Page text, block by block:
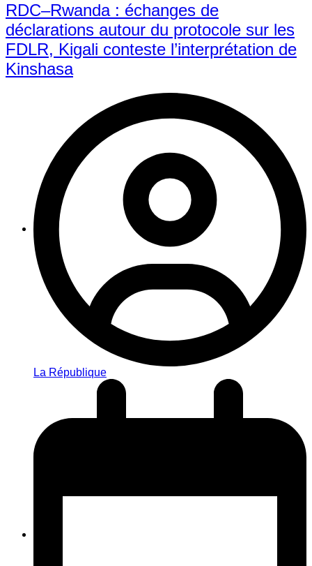
RDC–Rwanda : échanges de
déclarations autour du protocole sur les
FDLR, Kigali conteste l’interprétation de
Kinshasa
La République